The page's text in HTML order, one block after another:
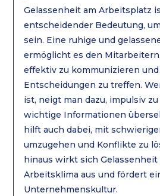
Gelassenheit am Arbeitsplatz
entscheidender Bedeutung,
sein. Eine ruhige und
ermöglicht es den
effektiv zu kommunizieren
Entscheidungen zu treffen.
ist, neigt man dazu, impulsiv
wichtige Informationen
hilft auch dabei, mit
umzugehen und Konflikte zu
hinaus wirkt sich Gelassenheit
Arbeitsklima aus und fördert
Unternehmenskultur.